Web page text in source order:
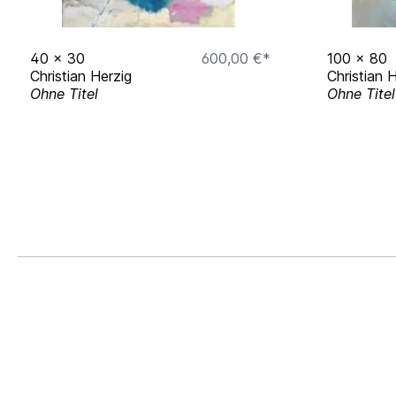
2009 Convoy Leipzig, Biksady Gallery,
2008 Zweidimensionale, Kunsthalle der
40 x 30
600,00 €*
Christian Herzig
Ohne Titel
100 x 80
Christian
Ohne Titel